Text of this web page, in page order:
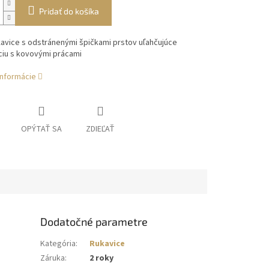
Pridať do košíka
s odstránenými špičkami prstov uľahčujúce
s kovovými prácami
OPÝTAŤ SA ZDIEĽAŤ
Dodatočné parametre
Kategória:
Rukavice
Záruka: 2 roky